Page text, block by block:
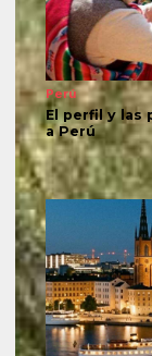
Perú
El perfil y las
a Perú